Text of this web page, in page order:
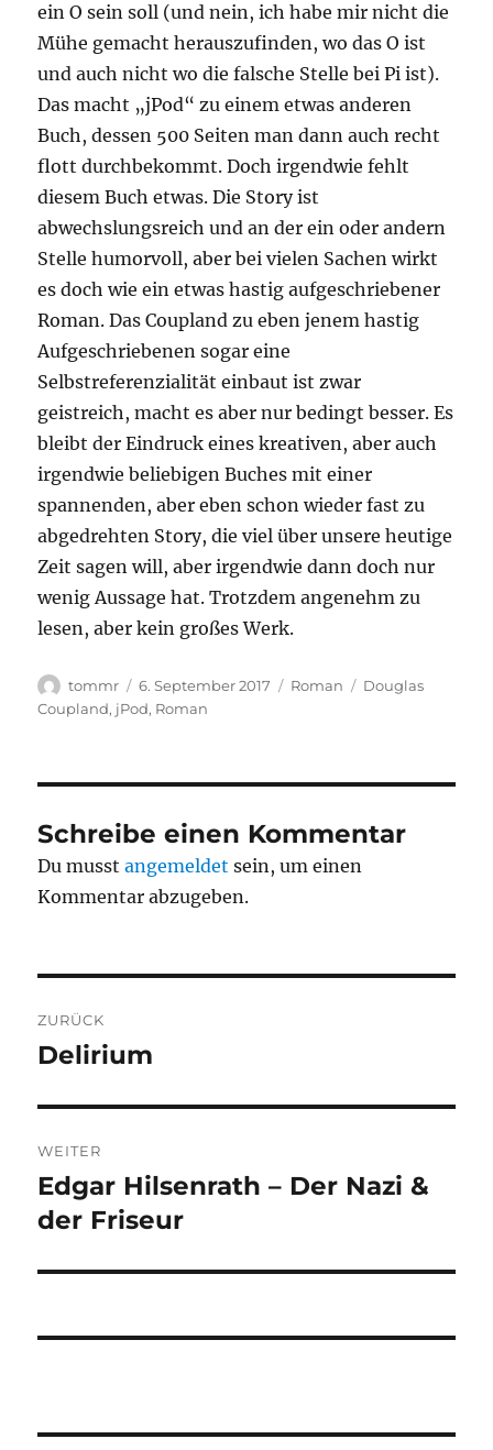
ein O sein soll (und nein, ich habe mir nicht die
Mühe gemacht herauszufinden, wo das O ist
und auch nicht wo die falsche Stelle bei Pi ist).
Das macht „jPod“ zu einem etwas anderen
Buch, dessen 500 Seiten man dann auch recht
flott durchbekommt. Doch irgendwie fehlt
diesem Buch etwas. Die Story ist
abwechslungsreich und an der ein oder andern
Stelle humorvoll, aber bei vielen Sachen wirkt
es doch wie ein etwas hastig aufgeschriebener
Roman. Das Coupland zu eben jenem hastig
Aufgeschriebenen sogar eine
Selbstreferenzialität einbaut ist zwar
geistreich, macht es aber nur bedingt besser. Es
bleibt der Eindruck eines kreativen, aber auch
irgendwie beliebigen Buches mit einer
spannenden, aber eben schon wieder fast zu
abgedrehten Story, die viel über unsere heutige
Zeit sagen will, aber irgendwie dann doch nur
wenig Aussage hat. Trotzdem angenehm zu
lesen, aber kein großes Werk.
Autor
tommr
Veröffentlicht
am
6. September 2017 Kategorien
Roman Schlagwörter
Douglas
Coupland, jPod, Roman
Schreibe einen Kommentar
Du musstangemeldet sein, um einen
Kommentar abzugeben.
ZURÜCK
Vorheriger
Delirium
WEITER
Nächster
Beitrag:
Edgar Hilsenrath – Der Nazi &
der Friseur